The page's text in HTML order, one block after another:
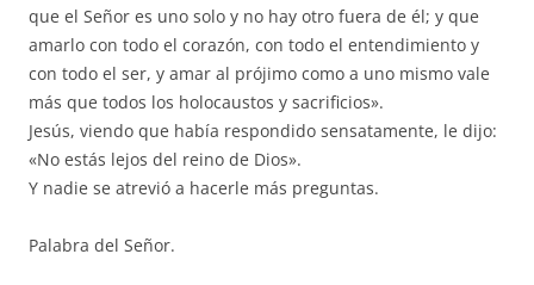
que el Señor es uno solo y no hay otro fuera de él; y que
amarlo con todo el corazón, con todo el entendimiento y
con todo el ser, y amar al prójimo como a uno mismo vale
más que todos los holocaustos y sacrificios».
Jesús, viendo que había respondido sensatamente, le dijo:
«No estás lejos del reino de Dios».
Y nadie se atrevió a hacerle más preguntas.
Palabra del Señor.